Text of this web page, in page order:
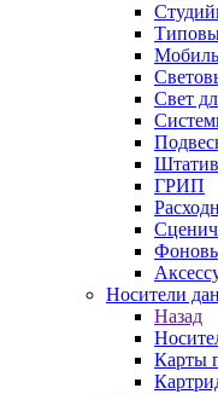
Свет
ГРИП
Носители
Назад
Карты